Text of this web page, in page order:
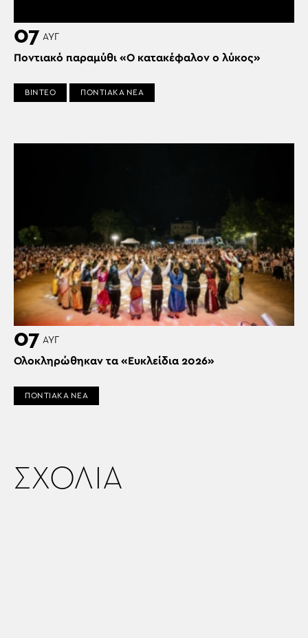
07 ΑΥΓ
Ποντιακό παραμύθι «Ο κατακέφαλον ο λύκος»
ΒΙΝΤΕΟ ΠΟΝΤΙΑΚΑ ΝΕΑ
07 ΑΥΓ
Ολοκληρώθηκαν τα «Ευκλείδια 2026»
ΠΟΝΤΙΑΚΑ ΝΕΑ
ΣΧΟΛΙΑ